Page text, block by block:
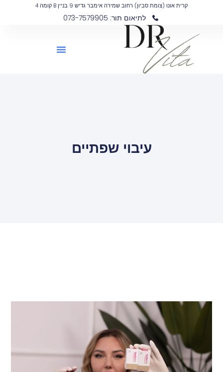
קרית אונו (צומת סביון) רחוב שמירה אימבר גדיש 9 בניין B קומה 4
לתיאום תור: 073-7579905
עיבוי שפתיים